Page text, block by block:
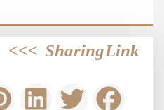
Sharing Link
>>>